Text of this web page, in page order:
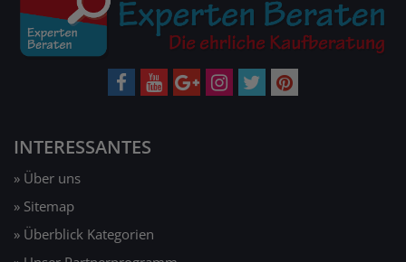
INTERESSANTES
» Über uns
» Sitemap
» Überblick Kategorien